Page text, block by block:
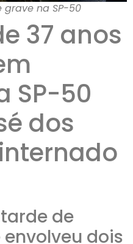
na SP-50
37 anos
SP-50
dos
de
dois